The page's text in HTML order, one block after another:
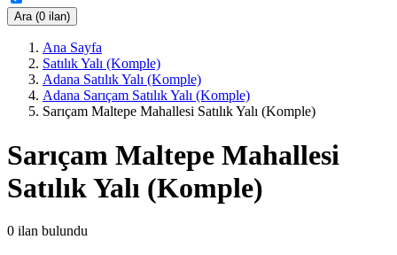
Ara (0 ilan)
Ana Sayfa
Satılık Yalı (Komple)
Adana Satılık Yalı (Komple)
Adana Sarıçam Satılık Yalı (Komple)
Sarıçam Maltepe Mahallesi Satılık Yalı (Komple)
Sarıçam Maltepe Mahallesi
Satılık Yalı (Komple)
0 ilan bulundu